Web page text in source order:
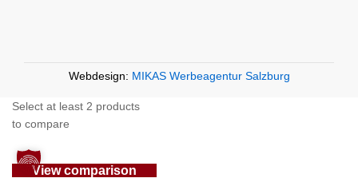
Webdesign: MIKAS Werbeagentur Salzburg
Select at least 2 products
to compare
View comparison